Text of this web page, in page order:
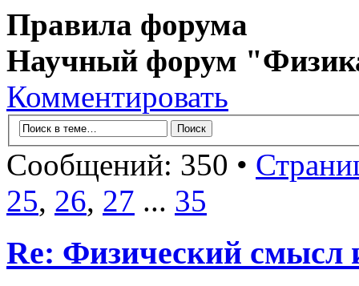
Правила форума
Научный форум
Комментировать
Сообщений: 350 •
25, 26, 27 ... 35
Re: Физический